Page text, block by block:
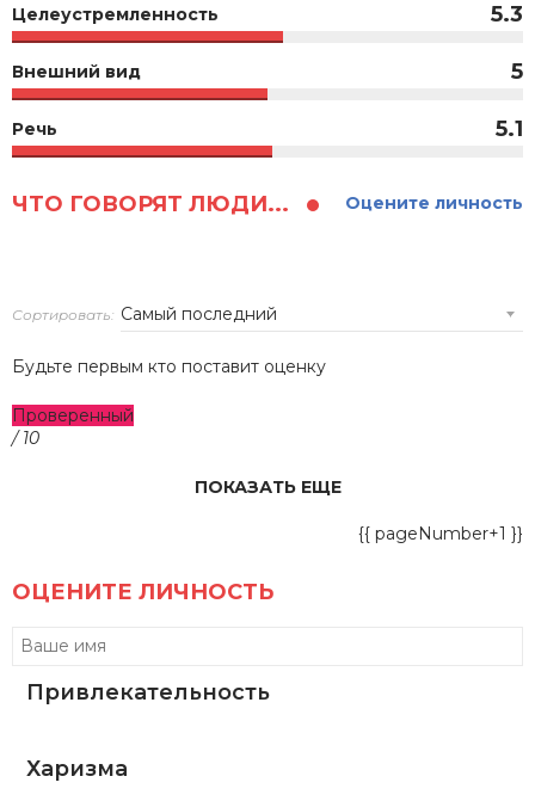
Целеустремленность 5.3
Внешний вид 5
Речь 5.1
ЧТО ГОВОРЯТ ЛЮДИ... Оцените личность
Сортировать:
Будьте первым кто поставит оценку
Проверенный
/ 10
ПОКАЗАТЬ ЕЩЕ
{{ pageNumber+1 }}
ОЦЕНИТЕ ЛИЧНОСТЬ
Привлекательность
Харизма